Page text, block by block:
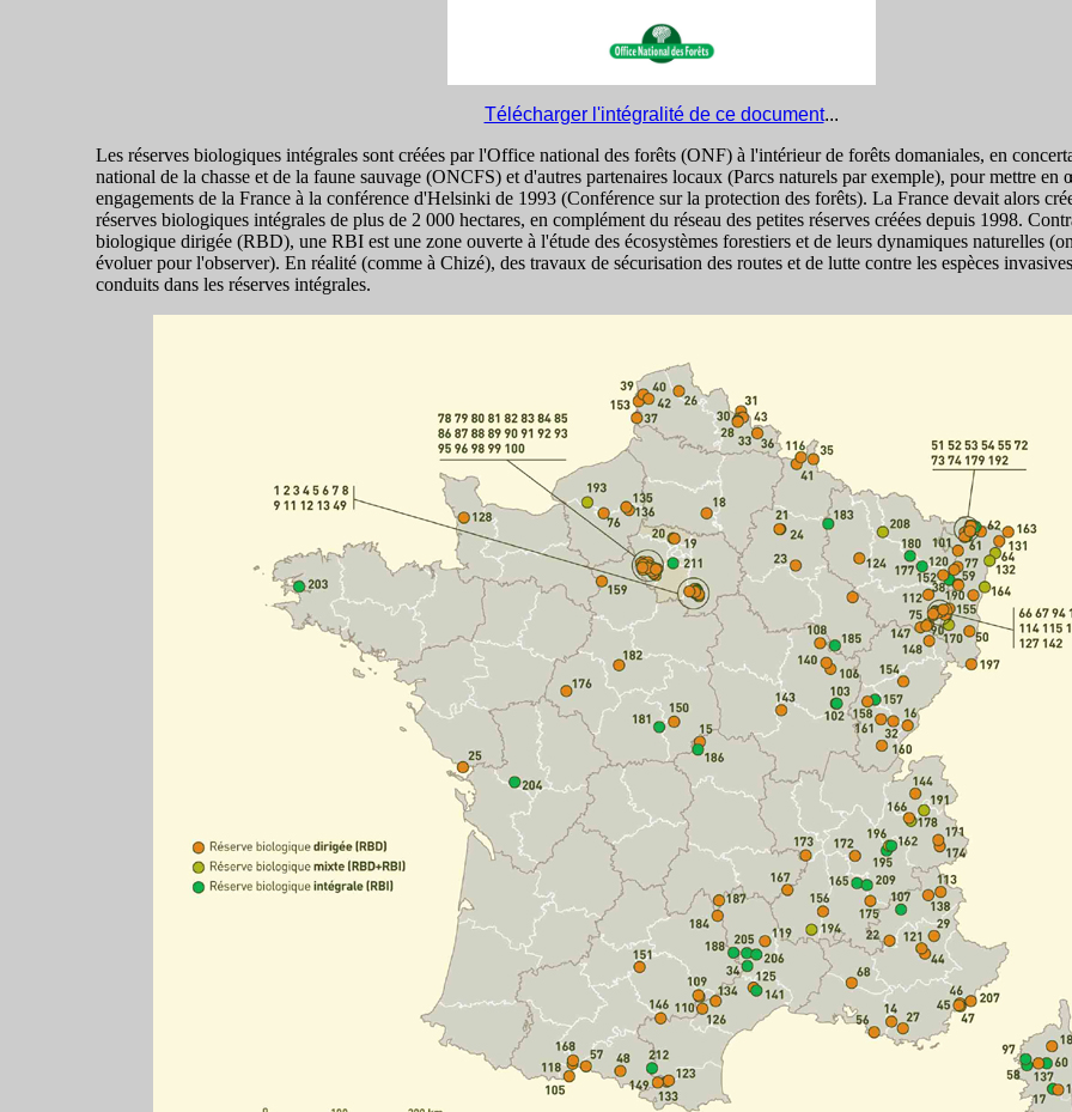
Télécharger l'intégralité de ce document...
Les réserves biologiques intégrales sont créées par l'Office national des forêts (ONF) à l'intérieur de forêts domaniales, en
national de la chasse et de la faune sauvage (ONCFS) et d'autres partenaires locaux (Parcs naturels par exemple), pour mettre en
engagements de la France à la conférence d'Helsinki de 1993 (Conférence sur la protection des forêts). La France devait alors
réserves biologiques intégrales de plus de 2 000 hectares, en complément du réseau des petites réserves créées depuis 1998.
biologique dirigée (RBD), une RBI est une zone ouverte à l'étude des écosystèmes forestiers et de leurs dynamiques naturelles
évoluer pour l'observer). En réalité (comme à Chizé), des travaux de sécurisation des routes et de lutte contre les espèces
conduits dans les réserves intégrales.